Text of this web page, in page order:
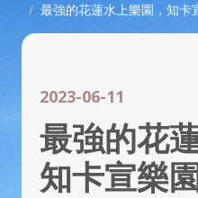
最強的花蓮水上樂園，知卡
2023-06-11
最強的花
知卡宣樂